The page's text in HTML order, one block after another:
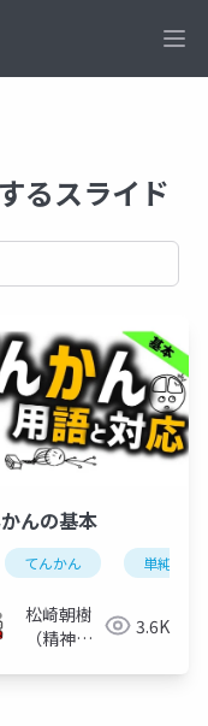
るスライド
解離症 解離性障害
んの基本
てんかん 単純発作
松崎朝樹
（精神科
3.6K